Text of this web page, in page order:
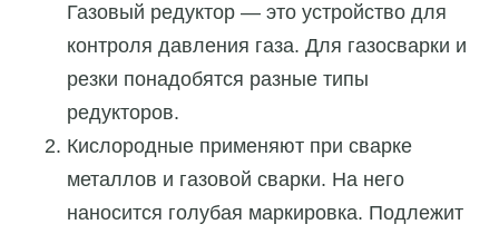
Газовый редуктор — это устройство для
контроля давления газа. Для газосварки и
резки понадобятся разные типы
редукторов.
Кислородные применяют при сварке
металлов и газовой сварки. На него
наносится голубая маркировка. Подлежит